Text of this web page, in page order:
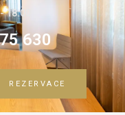
18:00
630
REZERVACE